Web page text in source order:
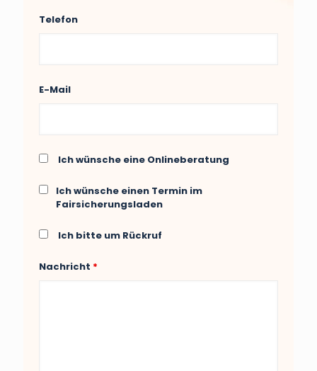
Telefon
E-Mail
Ich wünsche eine Onlineberatung
Ich wünsche einen Termin im
Fairsicherungsladen
Ich bitte um Rückruf
Nachricht *